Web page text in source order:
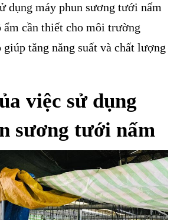
dụng máy phun sương tưới nấm
ẩm cần thiết cho môi trường
tăng năng suất và chất lượng
việc sử dụng
sương tưới nấm